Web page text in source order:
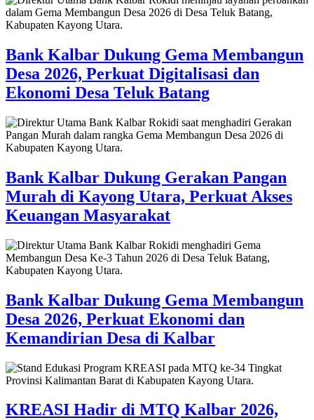
Bank Kalbar Dukung Gema Membangun
Desa 2026, Perkuat Digitalisasi dan
Ekonomi Desa Teluk Batang
Bank Kalbar Dukung Gerakan Pangan
Murah di Kayong Utara, Perkuat Akses
Keuangan Masyarakat
Bank Kalbar Dukung Gema Membangun
Desa 2026, Perkuat Ekonomi dan
Kemandirian Desa di Kalbar
KREASI Hadir di MTQ Kalbar 2026,